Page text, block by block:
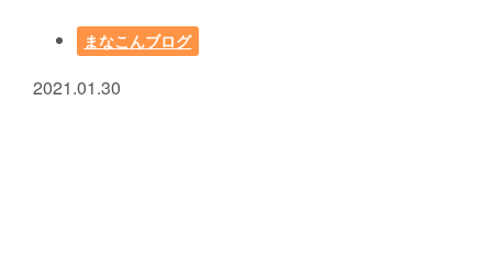
まなこんブログ
2021.01.30